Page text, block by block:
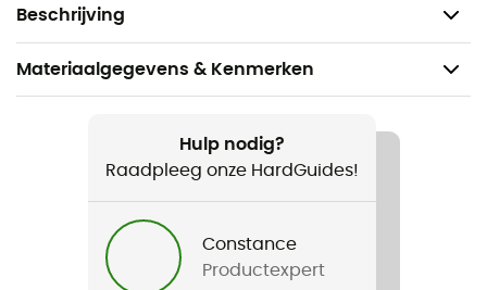
Beschrijving
3% Elastaan.
Materiaalgegevens & Kenmerken
Heren / Dames
Hulp nodig?
Raadpleeg onze HardGuides!
Constance
Productexpert